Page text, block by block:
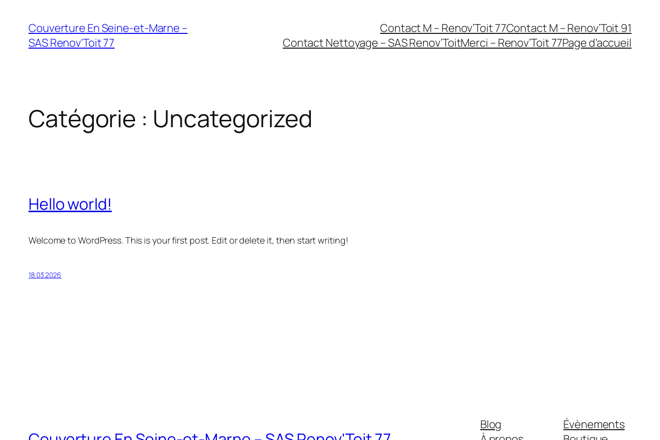
contenu
Couverture En Seine-et-Marne –
SAS Renov'Toit 77
Contact M – Renov’Toit 77Contact M – Renov’Toit 91
Contact Nettoyage – SAS Renov’ToitMerci – Renov’Toit 77Page d’accueil
Catégorie : Uncategorized
Hello world!
Welcome to WordPress. This is your first post. Edit or delete it, then start writing!
18.03.2026
Blog
Évènements